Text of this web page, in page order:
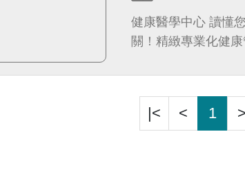
健康醫學中心 讀懂
關！精緻專業化健
|< < 1 >